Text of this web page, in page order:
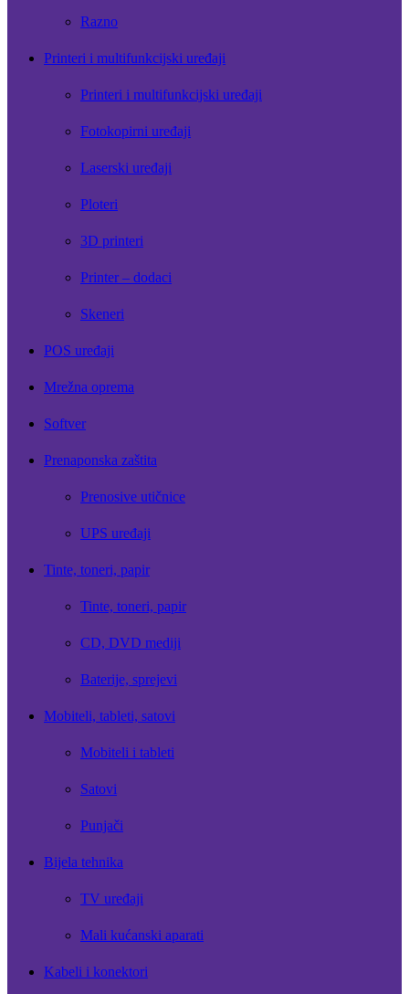
Razno
Printeri i multifunkcijski uređaji
Printeri i multifunkcijski uređaji
Fotokopirni uređaji
Laserski uređaji
Ploteri
3D printeri
Printer – dodaci
Skeneri
POS uređaji
Mrežna oprema
Softver
Prenaponska zaštita
Prenosive utičnice
UPS uređaji
Tinte, toneri, papir
Tinte, toneri, papir
CD, DVD mediji
Baterije, sprejevi
Mobiteli, tableti, satovi
Mobiteli i tableti
Satovi
Punjači
Bijela tehnika
TV uređaji
Mali kućanski aparati
Kabeli i konektori